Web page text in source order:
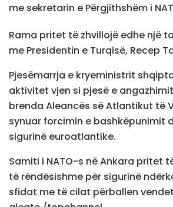
me sekretarin e Përgjithshëm i
Rama pritet të zhvillojë edhe një
me Presidentin e Turqisë, Recep
Pjesëmarrja e kryeministrit
aktivitet vjen si pjesë e
brenda Aleancës së Atlantikut të
synuar forcimin e bashkëpunimit
sigurinë euroatlantike.
Samiti i NATO-s në Ankara pritet
të rëndësishme për sigurinë
sfidat me të cilat përballen vendet